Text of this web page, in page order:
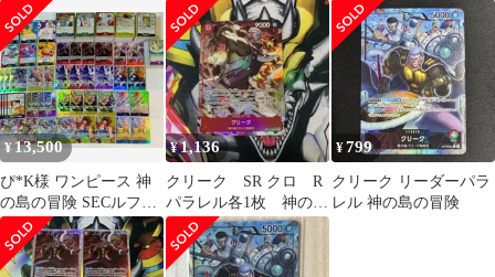
ク リーダーパラレ
ル LP
リークパラレル SRセ
ット
SR★ パラレル 4枚
¥ 13,500
ぴ*K様 ワンピース 神
の島の冒険 SECルフィ
等まとめ出品
¥1,136
クリーク SR クロ R
パラレル各1枚 神の島
の冒険
¥799
クリーク リーダーパラ
レル 神の島の冒険